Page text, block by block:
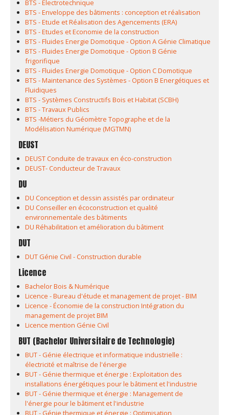
BTS - Electrotechnique
BTS - Enveloppe des bâtiments : conception et réalisation
BTS - Etude et Réalisation des Agencements (ERA)
BTS - Etudes et Economie de la construction
BTS - Fluides Energie Domotique - Option A Génie Climatique
BTS - Fluides Energie Domotique - Option B Génie
frigorifique
BTS - Fluides Energie Domotique - Option C Domotique
BTS - Maintenance des Systèmes - Option B Energétiques et
Fluidiques
BTS - Systèmes Constructifs Bois et Habitat (SCBH)
BTS - Travaux Publics
BTS -Métiers du Géomètre Topographe et de la
Modélisation Numérique (MGTMN)
DEUST
DEUST Conduite de travaux en éco-construction
DEUST- Conducteur de Travaux
DU
DU Conception et dessin assistés par ordinateur
DU Conseiller en écoconstruction et qualité
environnementale des bâtiments
DU Réhabilitation et amélioration du bâtiment
DUT
DUT Génie Civil - Construction durable
Licence
Bachelor Bois & Numérique
Licence - Bureau d'étude et management de projet - BIM
Licence - Économie de la construction Intégration du
management de projet BIM
Licence mention Génie Civil
BUT (Bachelor Universitaire de Technologie)
BUT - Génie électrique et informatique industrielle :
électricité et maîtrise de l'énergie
BUT - Génie thermique et énergie : Exploitation des
installations énergétiques pour le bâtiment et l'industrie
BUT - Génie thermique et énergie : Management de
l'énergie pour le bâtiment et l'industrie
BUT - Génie thermique et énergie : Optimisation